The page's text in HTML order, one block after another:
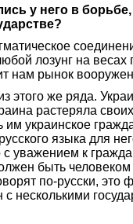
у него в борьбе,
лозунг на
нам рынок
этого же ряда.
растеряла
им украинское
языка для
с уважением к
быть
по-русски, это
с несколькими